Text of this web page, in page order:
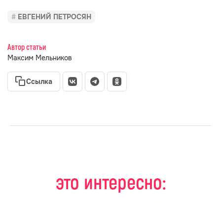
ЕВГЕНИЙ ПЕТРОСЯН
Автор статьи
Максим Мельников
Ссылка
это интересно: